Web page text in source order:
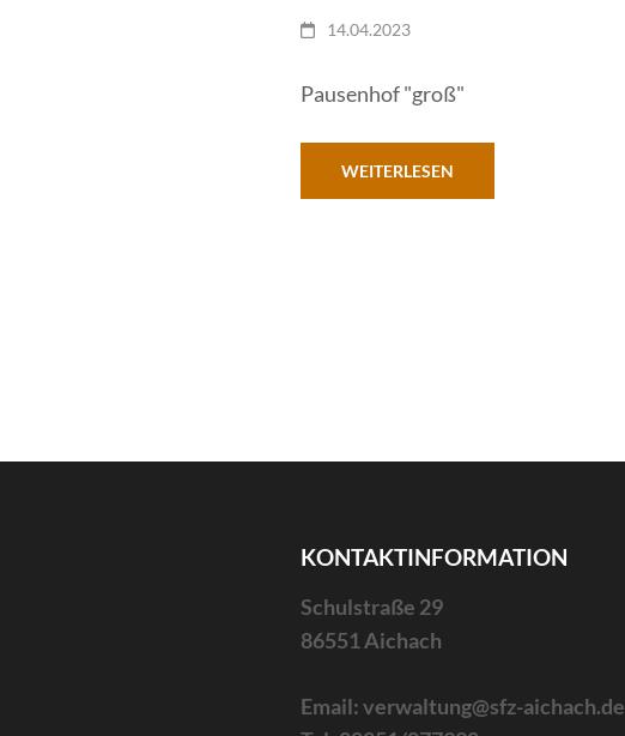
14.04.2023
Pausenhof "groß"
WEITERLESEN
KONTAKTINFORMATION
Schulstraße 29
86551 Aichach
Email: verwaltung@sfz-aichach.de